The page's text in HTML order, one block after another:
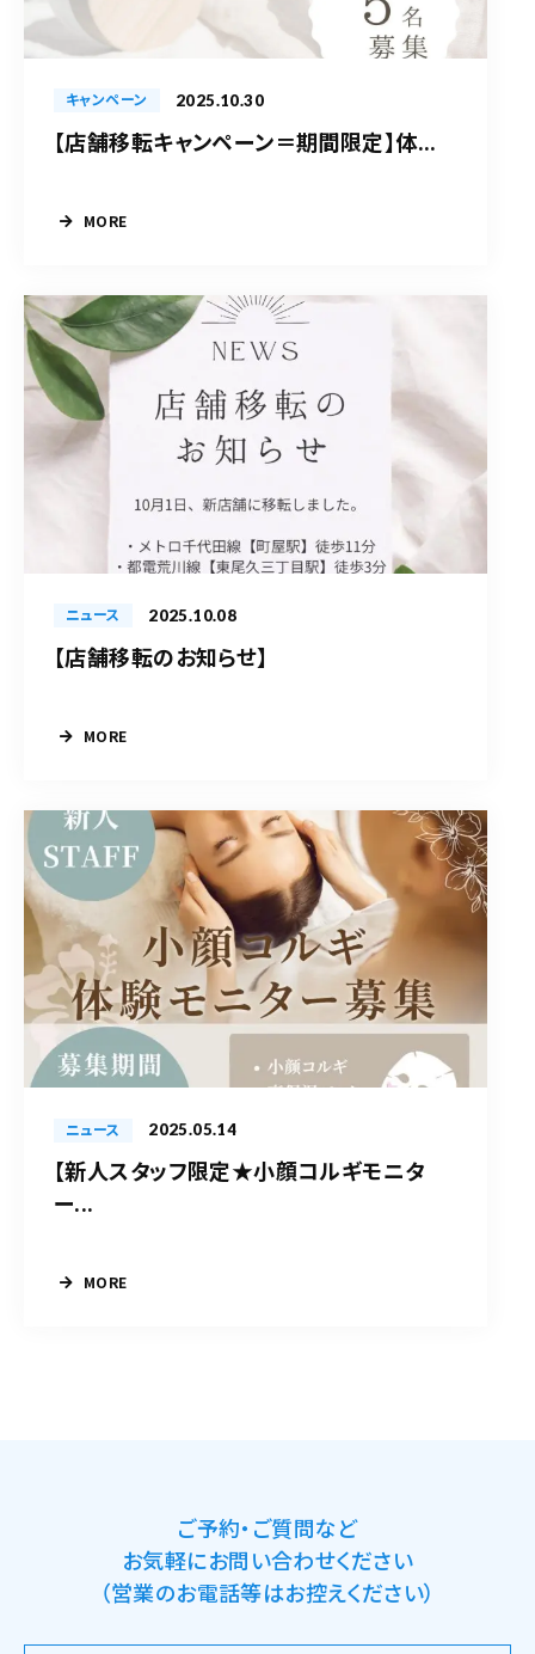
キャンペーン 2025.10.30
【店舗移転キャンペーン＝期間限定】体...
MORE
ニュース 2025.10.08
【店舗移転のお知らせ】
MORE
ニュース 2025.05.14
【新人スタッフ限定★小顔コルギモニタ
ー...
MORE
ご予約・ご質問など
お気軽にお問い合わせください
（営業のお電話等はお控えください）